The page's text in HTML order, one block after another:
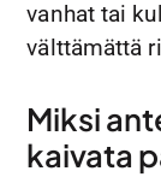
vanhat tai
välttämättä
Miksi
kaivata